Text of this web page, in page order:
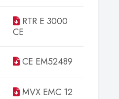
RTR E 3000
CE
CE EM52489
MVX EMC 12